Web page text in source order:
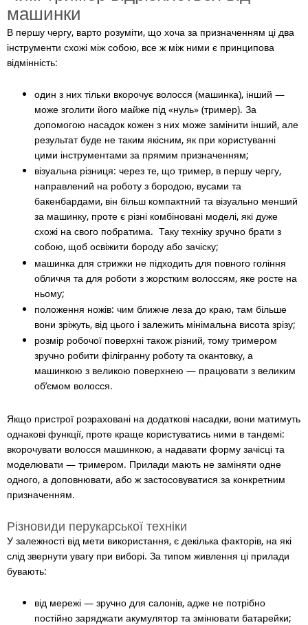
машинки
В першу чергу, варто розуміти, що хоча за призначенням ці два
інструменти схожі між собою, все ж між ними є принципова
відмінність:
один з них тільки вкорочує волосся (машинка), інший —
може зголити його майже під «нуль» (тример). За
допомогою насадок кожен з них може замінити інший, але
результат буде не таким якісним, як при користуванні
цими інструментами за прямим призначенням;
візуальна різниця: через те, що тример, в першу чергу,
направлений на роботу з бородою, вусами та
бакенбардами, він більш компактний та візуально менший
за машинку, проте є різні комбіновані моделі, які дуже
схожі на свого побратима. Таку техніку зручно брати з
собою, щоб освіжити бороду або зачіску;
машинка для стрижки не підходить для повного гоління
обличчя та для роботи з жорстким волоссям, яке росте на
ньому;
положення ножів: чим ближче леза до краю, там більше
вони зріжуть, від цього і залежить мінімальна висота зрізу;
розмір робочої поверхні також різний, тому тримером
зручно робити філігранну роботу та окантовку, а
машинкою з великою поверхнею — працювати з великим
об’ємом волосся.
Якщо пристрої розраховані на додаткові насадки, вони матимуть
однакові функції, проте краще користуватись ними в тандемі:
вкорочувати волосся машинкою, а надавати форму зачісці та
моделювати — тримером. Прилади мають не заміняти одне
одного, а доповнювати, або ж застосовуватися за конкретним
призначенням.
Різновиди перукарської техніки
У залежності від мети використання, є декілька факторів, на які
слід звернути увагу при виборі. За типом живлення ці прилади
бувають:
від мережі — зручно для салонів, адже не потрібно
постійно заряджати акумулятор та змінювати батарейки;